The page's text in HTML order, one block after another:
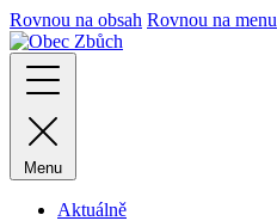
Rovnou na obsah Rovnou na menu
Menu
Aktuálně